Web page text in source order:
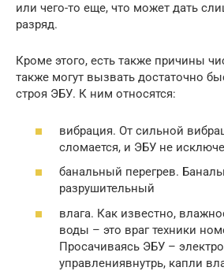
или чего-то еще, что может дать
разряд.
Кроме этого, есть также причины
также могут вызвать достаточно
строя ЭБУ. К ним относятся:
вибрация. От сильной
сломается, и ЭБУ не
банальный перегрев.
разрушительный
влага. Как известно,
воды – это враг техники
Просачиваясь ЭБУ –
управлениявнутрь, капли